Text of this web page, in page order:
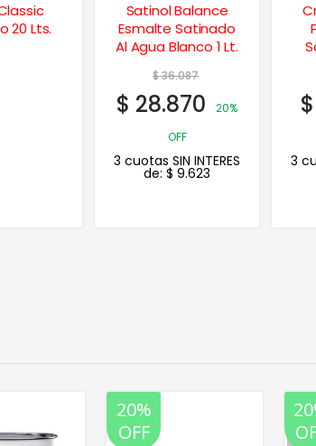
Cristalba Barniz
Poliuretánico
Satinado 4 Lts.
$96.390
$77.112
20%
OFF
3 cuotas SIN INTERES
de: $25.704
20%
OFF